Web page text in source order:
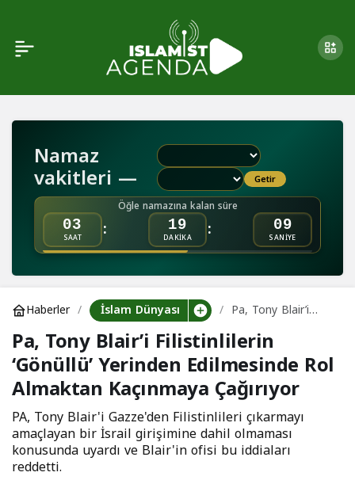
Namaz
vakitleri — Getir
Öğle namazına kalan süre
03
SAAT : 19
DAKİKA : 09
SANİYE
Haberler İslam Dünyası
Pa, Tony Blair’i
Filistinlilerin
‘Gönüllü’ Yerinden
Edilmesinde Rol
Almaktan
Kaçınmaya
Çağırıyor
Pa, Tony Blair’i Filistinlilerin
‘Gönüllü’ Yerinden Edilmesinde Rol
Almaktan Kaçınmaya Çağırıyor
PA, Tony Blair'i Gazze'den Filistinlileri çıkarmayı
amaçlayan bir İsrail girişimine dahil olmaması
konusunda uyardı ve Blair'in ofisi bu iddiaları
reddetti.
Devam Edeceğiz!”